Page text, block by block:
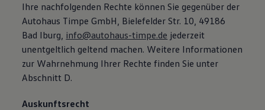
Ihre nachfolgenden Rechte können Sie gegenüber der
Autohaus Timpe GmbH, Bielefelder Str. 10, 49186
Bad Iburg, info@autohaus-timpe.de jederzeit
unentgeltlich geltend machen. Weitere Informationen
zur Wahrnehmung Ihrer Rechte finden Sie unter
Abschnitt D.
Auskunftsrecht